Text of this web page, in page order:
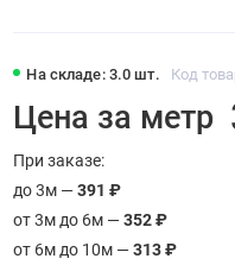
На складе: 3.0 шт. Код
Цена за метр
При заказе:
до 3м —391 ₽
от 3м до 6м —352 ₽
от 6м до 10м —313 ₽